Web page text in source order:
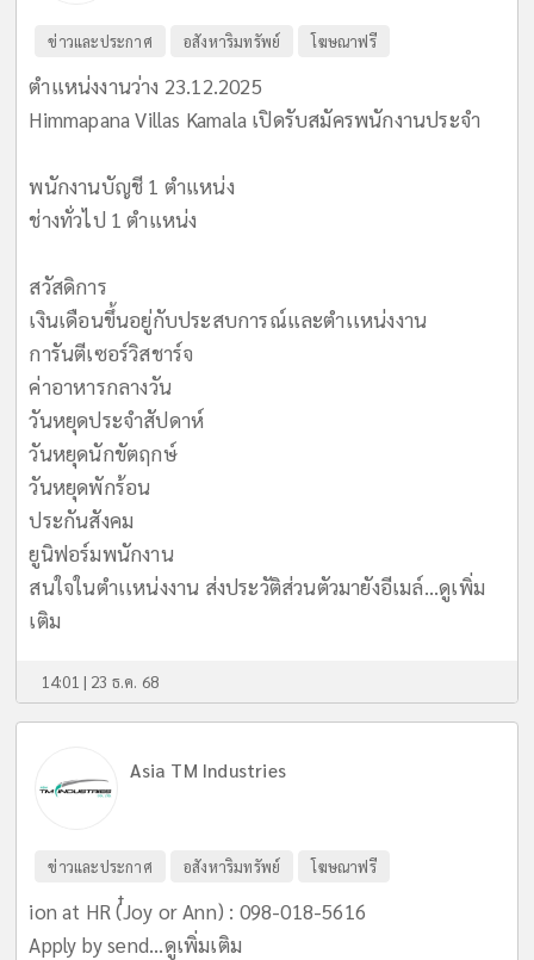
ข่าวและประกาศ อสังหาริมทรัพย์ โฆษณาฟรี
ตำแหน่งงานว่าง 23.12.2025
Himmapana Villas Kamala เปิดรับสมัครพนักงานประจำ
พนักงานบัญชี 1 ตำแหน่ง
ช่างทั่วไป 1 ตำแหน่ง
สวัสดิการ
เงินเดือนขึ้นอยู่กับประสบการณ์และตำเเหน่งงาน
การันตีเซอร์วิสชาร์จ
ค่าอาหารกลางวัน
วันหยุดประจำสัปดาห์
วันหยุดนักขัตฤกษ์
วันหยุดพักร้อน
ประกันสังคม
ยูนิฟอร์มพนักงาน
สนใจในตำเเหน่งงาน ส่งประวัติส่วนตัวมายังอีเมล์...ดูเพิ่ม
เติม
14:01 | 23 ธ.ค. 68
Asia TM Industries
ข่าวและประกาศ อสังหาริมทรัพย์ โฆษณาฟรี
ion at HR (่๋Joy or Ann) : 098-018-5616
Apply by send...ดูเพิ่มเติม